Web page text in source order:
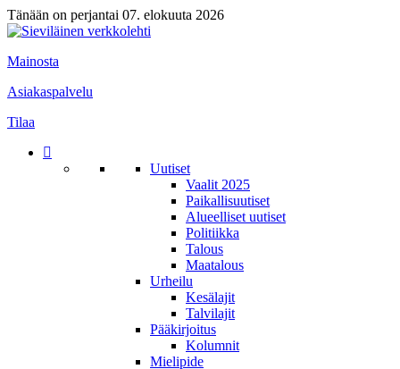
Tänään on perjantai 07. elokuuta 2026
Mainosta
Asiakaspalvelu
Tilaa
Uutiset
Vaalit 2025
Paikallisuutiset
Alueelliset uutiset
Politiikka
Talous
Maatalous
Urheilu
Kesälajit
Talvilajit
Pääkirjoitus
Kolumnit
Mielipide